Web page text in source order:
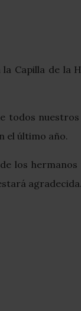
Capilla de la
todos
el último año.
los hermanos
agradecida.